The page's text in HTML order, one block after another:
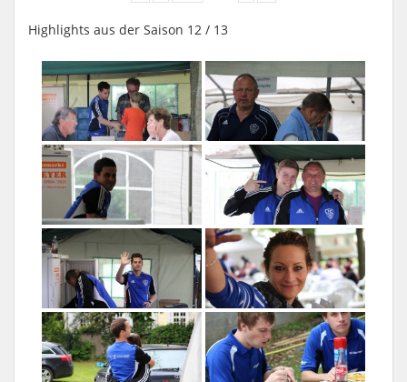
Highlights aus der Saison 12 / 13